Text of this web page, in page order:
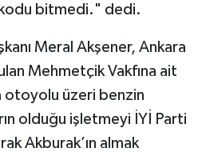
bitmedi." dedi.
Meral Akşener, Ankara
Mehmetçik Vakfına ait
otoyolu üzeri benzin
olduğu işletmeyi İYİ Parti
Akburak’ın almak